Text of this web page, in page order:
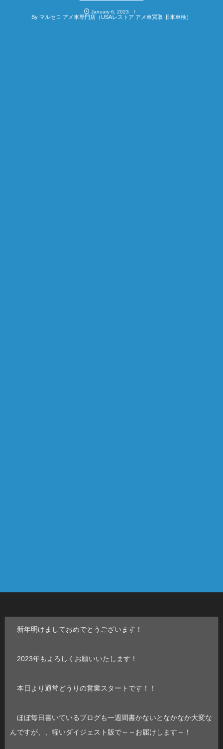
January 6 2023
By マルセロ アメ車専門店（USAレストア アメ車買取 旧車車検）
新年明けましておめでとうございます！
2023年もよろしくお願いいたします！
本日より通常どうりの営業スタートです！！
ほぼ毎日書いているブログも一週間書かないとなかなか大変な
んですが、、軽いダイジェスト版で～～お届けします～！